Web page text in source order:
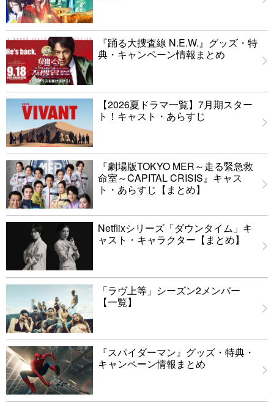
『踊る大捜査線 N.E.W.』グッズ・特
典・キャンペーン情報まとめ
【2026夏ドラマ一覧】7月期スター
ト！キャスト・あらすじ
『劇場版TOKYO MER～走る緊急救
命室～CAPITAL CRISIS』キャス
ト・あらすじ【まとめ】
Netflixシリーズ「ダウンタイム」キ
ャスト・キャラクター【まとめ】
「ラヴ上等」シーズン2メンバー
【一覧】
『スパイダーマン』グッズ・特典・
キャンペーン情報まとめ